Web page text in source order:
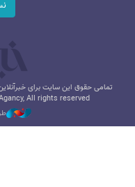
تمامی حقوق این سایت برای
All rights reserved